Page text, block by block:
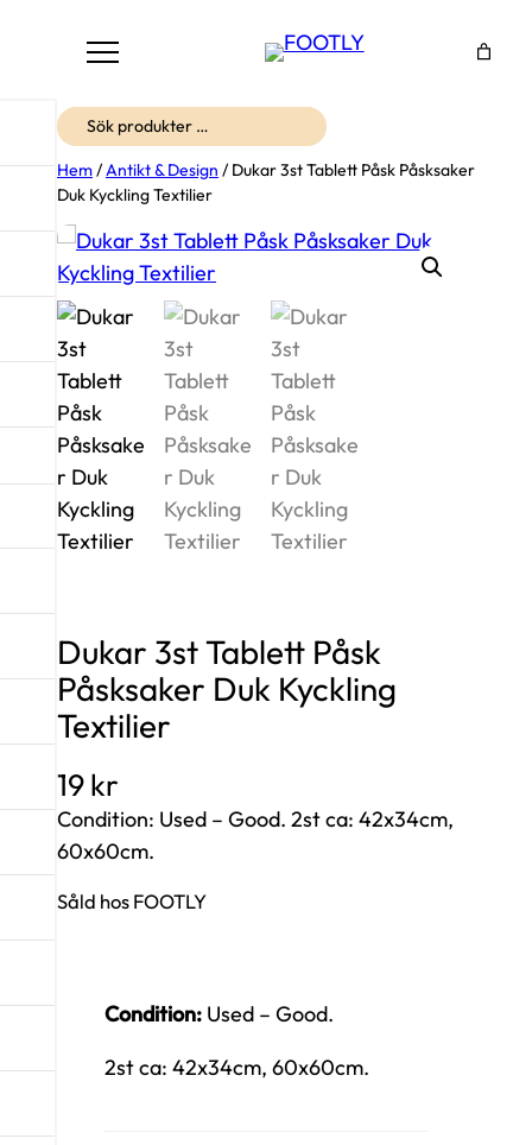
Sök
Hem / Antikt & Design / Dukar 3st Tablett Påsk Påsksaker
Duk Kyckling Textilier
Dukar 3st Tablett Påsk
Påsksaker Duk Kyckling
Textilier
19kr
Condition: Used – Good. 2st ca: 42x34cm,
60x60cm.
Såld hos FOOTLY
Condition: Used – Good.
2st ca: 42x34cm, 60x60cm.